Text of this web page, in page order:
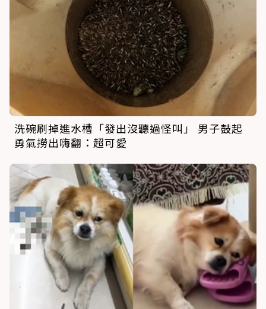
洗碗刷掉進水槽「發出沒聽過怪叫」 男子鼓起
勇氣撈出嗨翻：超可愛